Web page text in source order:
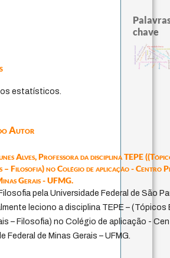
estatísticos.
Autor
Alves,Professora da disciplina TEPE
– Filosofia) no Colégio de aplicação - Centro
Gerais - UFMG.
pela Universidade Federal de São
leciono a disciplina TEPE –
– Filosofia) no Colégio de aplicação -
Federal de Minas Gerais – UFMG.
chave
fundamentalismo
jacobi
protágoras
experiência temporal metafísica do
género
idade
intolerância
classical german philosophy
identidade nacional homem-
j.c.m. neto
palavra perdón
leyes guayaquil
logos
lei
desejo
não maleficência
bataille
mind
therapy animais